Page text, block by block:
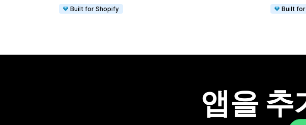
Built for Shopify
Built
앱을 추